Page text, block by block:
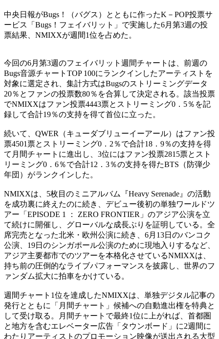
中央日報がBugs！（バグス）とともに作ったK－POP投票サ
ービス「Bugs！フェイバリット」で実施した6月第3週の投
票結果、NMIXXが週間1位を占めた。
今回の6月第3週のフェイバリット週間チャートは、前週の
Bugs音源チャートTOP 100にランクインしたアーティストを
対象に選定され、集計方式はBugsのストリーミングデータ
20％とファンの投票数80％を合算して決定される。該当投票
でNMIXXはファン投票4443票とストリーミング0．5％を記
録して合計19％の支持を得て首位に立った。
続いて、QWER（キューダブリューイーアール）はファン投
票4501票とストリーミング0．2％で合計18．9％の支持を得
て月間チャートに進出し、3位にはファン投票2815票とスト
リーミング0．6％で合計12．3％の支持を得たBTS（防弾少
年団）がランクインした。
NMIXXは、5枚目のミニアルバム『Heavy Serenade』の活動
を成功裏に終えたのに続き、デビュー後初の単独ワールドツ
アー「EPISODE 1 ： ZERO FRONTIER」のアジア公演を立
て続けに開催し、グローバルな成長ぶりを証明している。全
席完売となった北米・欧州公演に続き、6月13日のバンコク
公演、19日のシンガポール公演のために現地入りするなど、
アジア主要都市でのツアーを本格化させているNMIXXは、
持ち前の圧倒的なライブパフォーマンスを披露し、世界のフ
ァンダム拡大に拍車をかけている。
週間チャート1位を達成したNMIXXは、単独デジタル記事の
発行とともに「月間チャート」候補への自動進出権を特典と
して受け取る。月間チャートで最終1位に上がれば、首都圏
と地方を含むエレベーター広告「タウンボード」に2週間に
わたりアーティストのプロモーション映像が送出される大型